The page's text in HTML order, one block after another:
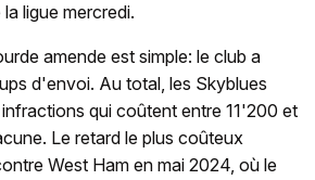
ligue mercredi.
amende est simple: le club a
d'envoi. Au total, les Skyblues
qui coûtent entre 11'200 et
Le retard le plus coûteux
West Ham en mai 2024, où le